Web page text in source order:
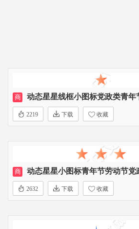
商 动态星星线框小图标党政类青年
2219 下载 收藏
商 动态星星小图标青年节劳动节党
2632 下载
收藏